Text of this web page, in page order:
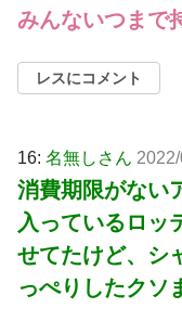
みんないつまで
レスにコメント
16: 名無しさん
消費期限がない
入っているロッ
せてたけど、シ
っぺりしたクソ